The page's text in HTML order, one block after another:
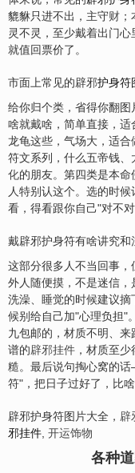
貔貅只进不出，主守财
灵不灵，至少戴着出门
就值回票价了。
市面上常见的辟邪护身符
给你归个类，省得你翻
啥就戴啥，简单直接，适
龙龟这些，气场大，适
符文系列，什么五帝钱
化的朋友。第四类是本
人特别认这个。选的时
看，得看跟你自己"对不
戴辟邪护身符有啥讲究和
这部分很多人不当回事
外人随便摸，不是迷信，
洗澡、睡觉的时候建议
候别给自己加"心理负担"
九包邮的，材质不明、
谱的辟邪挂件 ，材质至少
糙。最后说句掏心窝的
符"，把日子过好了，比啥
辟邪护身符图片大全， 辟
邪挂件, 开运饰物
各种